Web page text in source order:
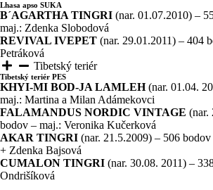
Lhasa apso SUKA
B´AGARTHA TINGRI (nar. 01.07.2010) –
maj.: Zdenka Slobodová
REVIVAL IVEPET (nar. 29.01.2011) – 404
Petráková
Tibetský teriér
Tibetský teriér PES
KHYI-MI BOD-JA LAMLEH(nar. 01.04.
maj.: Martina a Milan Adámekovci
FALAMANDUS NORDIC VINTAGE (nar.
bodov – maj.: Veronika Kučerková
AKAR TINGRI (nar. 21.5.2009) – 506
+ Zdenka Bajsová
CUMALON TINGRI (nar. 30.08. 2011) –
Ondrišíková